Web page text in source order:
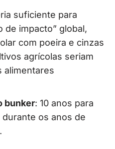
suficiente para
de impacto” global,
com poeira e cinzas
agrícolas seriam
alimentares
bunker: 10 anos para
os anos de